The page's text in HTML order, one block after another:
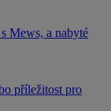
Mews, a nabyté
příležitost pro